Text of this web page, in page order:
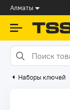
Алматы
Наборы ключей